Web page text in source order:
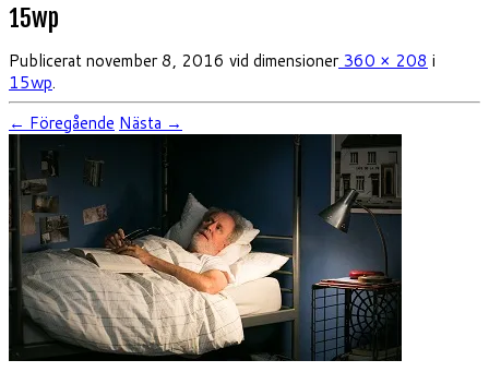
15wp
Publiceratnovember 8, 2016 vid dimensioner360 × 208 i
15wp.
← Föregående Nästa →